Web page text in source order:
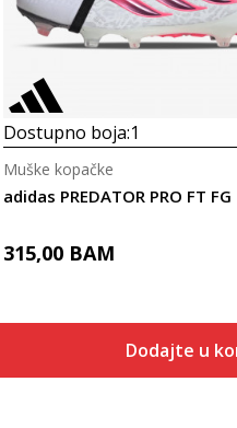
Dostupno boja:1
adidas PREDATOR PRO FT FG
Muške kopačke
315,00 BAM
Dodajte u